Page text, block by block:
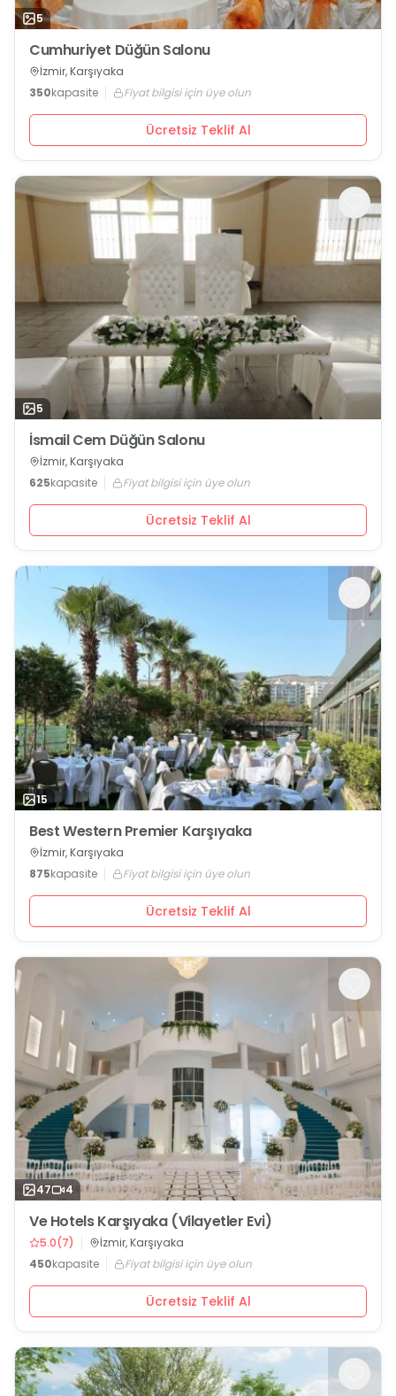
5
Cumhuriyet Düğün Salonu
İzmir, Karşıyaka
350kapasite Fiyat bilgisi için üye olun
Ücretsiz Teklif Al
5
İsmail Cem Düğün Salonu
İzmir, Karşıyaka
625kapasite Fiyat bilgisi için üye olun
Ücretsiz Teklif Al
15
Best Western Premier Karşıyaka
İzmir, Karşıyaka
875kapasite Fiyat bilgisi için üye olun
Ücretsiz Teklif Al
47 4
Ve Hotels Karşıyaka (Vilayetler Evi)
5.0(7)
İzmir, Karşıyaka
450kapasite Fiyat bilgisi için üye olun
Ücretsiz Teklif Al